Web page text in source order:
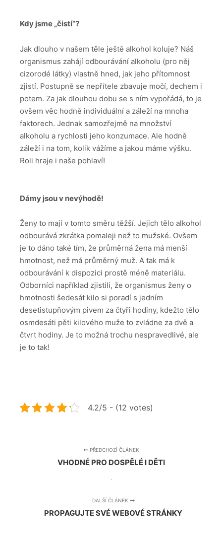
Kdy jsme „čistí“?
Jak dlouho v našem těle ještě alkohol koluje? Náš
organismus zahájí odbourávání alkoholu (pro něj
cizorodé látky) vlastně hned, jak jeho přítomnost
zjistí. Postupně se nepřítele zbavuje močí, dechem i
potem. Za jak dlouhou dobu se s ním vypořádá, to je
ovšem věc hodně individuální a záleží na mnoha
faktorech. Jednak samozřejmě na množství
alkoholu a rychlosti jeho konzumace. Ale hodně
záleží i na tom, kolik vážíme a jakou máme výšku.
Roli hraje i naše pohlaví!
Dámy jsou v nevýhodě!
Ženy to mají v tomto směru těžší. Jejich tělo alkohol
odbourává zkrátka pomaleji než to mužské. Ovšem
je to dáno také tím, že průměrná žena má menší
hmotnost, než má průměrný muž. A tak má k
odbourávání k dispozici prostě méně materiálu.
Odborníci například zjistili, že organismus ženy o
hmotnosti šedesát kilo si poradí s jedním
desetistupňovým pivem za čtyři hodiny, kdežto tělo
osmdesáti pěti kilového muže to zvládne za dvě a
čtvrt hodiny. Je to možná trochu nespravedlivé, ale
je to tak!
4.2/5 - (12 votes)
PŘEDCHOZÍ ČLÁNEK
VHODNÉ PRO DOSPĚLÉ I DĚTI
DALŠÍ ČLÁNEK
PROPAGUJTE SVÉ WEBOVÉ STRÁNKY